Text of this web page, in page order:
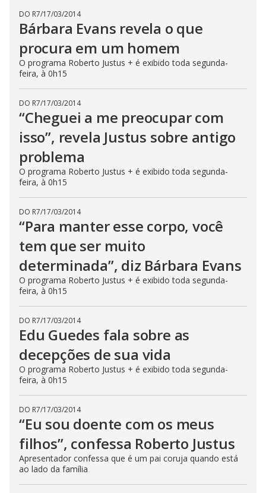
DO R7/17/03/2014
Bárbara Evans revela o que
procura em um homem
O programa Roberto Justus + é exibido toda segunda-
feira, à 0h15
DO R7/17/03/2014
“Cheguei a me preocupar com
isso”, revela Justus sobre antigo
problema
O programa Roberto Justus + é exibido toda segunda-
feira, à 0h15
DO R7/17/03/2014
“Para manter esse corpo, você
tem que ser muito
determinada”, diz Bárbara Evans
O programa Roberto Justus + é exibido toda segunda-
feira, à 0h15
DO R7/17/03/2014
Edu Guedes fala sobre as
decepções de sua vida
O programa Roberto Justus + é exibido toda segunda-
feira, à 0h15
DO R7/17/03/2014
“Eu sou doente com os meus
filhos”, confessa Roberto Justus
Apresentador confessa que é um pai coruja quando está
ao lado da família